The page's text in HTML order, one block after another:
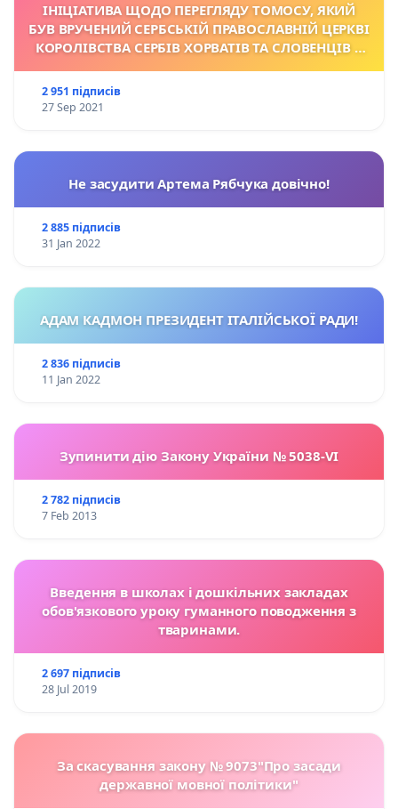
ІНІЦІАТИВА ЩОДО ПЕРЕГЛЯДУ TОМОСУ, ЯКИЙ
БУВ ВРУЧЕНИЙ СЕРБСЬКІЙ ПРАВОСЛАВНІЙ ЦЕРКВІ
КОРОЛІВСТВА СЕРБІВ ХОРВАТІВ ТА СЛОВЕНЦІВ У
2 951 підписів
27 Sep 2021
Не засудити Артема Рябчука довічно!
2 885 підписів
31 Jan 2022
АДАМ КАДМОН ПРЕЗИДЕНТ ІТАЛІЙСЬКОЇ РАДИ!
2 836 підписів
11 Jan 2022
Зупинити дію Закону України № 5038-VI
2 782 підписів
7 Feb 2013
Введення в школах і дошкільних закладах
обов'язкового уроку гуманного поводження з
тваринами.
2 697 підписів
28 Jul 2019
За скасування закону № 9073"Про засади
державної мовної політики"